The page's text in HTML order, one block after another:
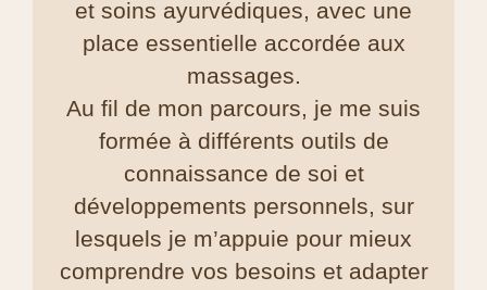
et soins ayurvédiques, avec une
place essentielle accordée aux
massages.
Au fil de mon parcours, je me suis
formée à différents outils de
connaissance de soi et
développements personnels, sur
lesquels je m’appuie pour mieux
comprendre vos besoins et adapter